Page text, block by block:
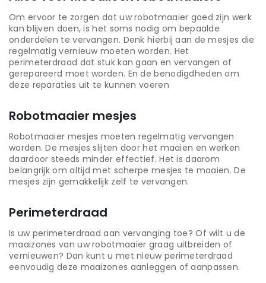
Om ervoor te zorgen dat uw robotmaaier goed zijn werk
kan blijven doen, is het soms nodig om bepaalde
onderdelen te vervangen. Denk hierbij aan de mesjes die
regelmatig vernieuw moeten worden. Het
perimeterdraad dat stuk kan gaan en vervangen of
gerepareerd moet worden. En de benodigdheden om
deze reparaties uit te kunnen voeren
Robotmaaier mesjes
Robotmaaier mesjes moeten regelmatig vervangen
worden. De mesjes slijten door het maaien en werken
daardoor steeds minder effectief. Het is daarom
belangrijk om altijd met scherpe mesjes te maaien. De
mesjes zijn gemakkelijk zelf te vervangen.
Perimeterdraad
Is uw perimeterdraad aan vervanging toe? Of wilt u de
maaizones van uw robotmaaier graag uitbreiden of
vernieuwen? Dan kunt u met nieuw perimeterdraad
eenvoudig deze maaizones aanleggen of aanpassen.